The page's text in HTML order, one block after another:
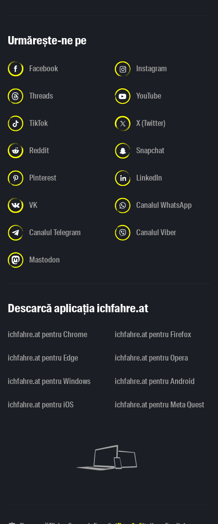
Urmărește-ne pe
Facebook Instagram
Threads YouTube
TikTok X (Twitter)
Reddit Snapchat
Pinterest LinkedIn
VK Canalul WhatsApp
Canalul Telegram Canalul Viber
Mastodon
Descarcă aplicația ichfahre.at
ichfahre.at pentru Chrome ichfahre.at pentru Firefox
ichfahre.at pentru Edge ichfahre.at pentru Opera
ichfahre.at pentru Windows ichfahre.at pentru Android
ichfahre.at pentru iOS ichfahre.at pentru Meta Quest